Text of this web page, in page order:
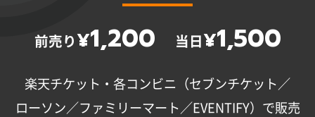
前売り¥1,200 当日¥1,500
楽天チケット・各コンビニ（セブンチケット／
ローソン／ファミリーマート／EVENTIFY）で販売